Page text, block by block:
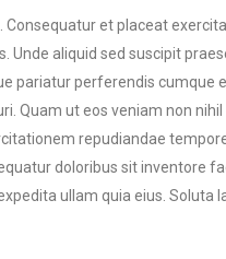
et placeat
aliquid sed suscipit
pariatur perferendis cumque
Quam ut eos veniam non
repudiandae
doloribus sit inventore
ullam quia eius.